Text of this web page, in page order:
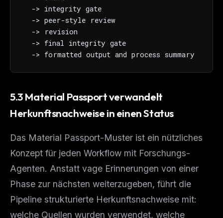
  -> formatted output and process summary
5.3 Material Passport verwandelt
Herkunftsnachweise in einen Status
Das Material Passport-Muster ist ein nützliches
Konzept für jeden Workflow mit Forschungs-
Agenten. Anstatt vage Erinnerungen von einer
Phase zur nächsten weiterzugeben, führt die
Pipeline strukturierte Herkunftsnachweise mit:
welche Quellen wurden verwendet, welche